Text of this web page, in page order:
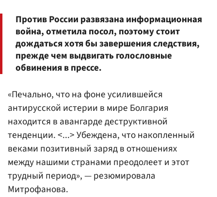
Против России развязана информационная
война, отметила посол, поэтому стоит
дождаться хотя бы завершения следствия,
прежде чем выдвигать голословные
обвинения в прессе.
«Печально, что на фоне усилившейся
антирусской истерии в мире Болгария
находится в авангарде деструктивной
тенденции. <...> Убеждена, что накопленный
веками позитивный заряд в отношениях
между нашими странами преодолеет и этот
трудный период», — резюмировала
Митрофанова.